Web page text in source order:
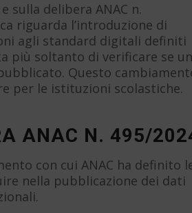
sulla delibera ANAC n.
riguarda l’introduzione di
agli standard digitali definiti
più soltanto di verificare se un
Questo
per le istituzioni scolastiche.
ANAC N. 495/
con cui ANAC ha definito
nella pubblicazione dei dati